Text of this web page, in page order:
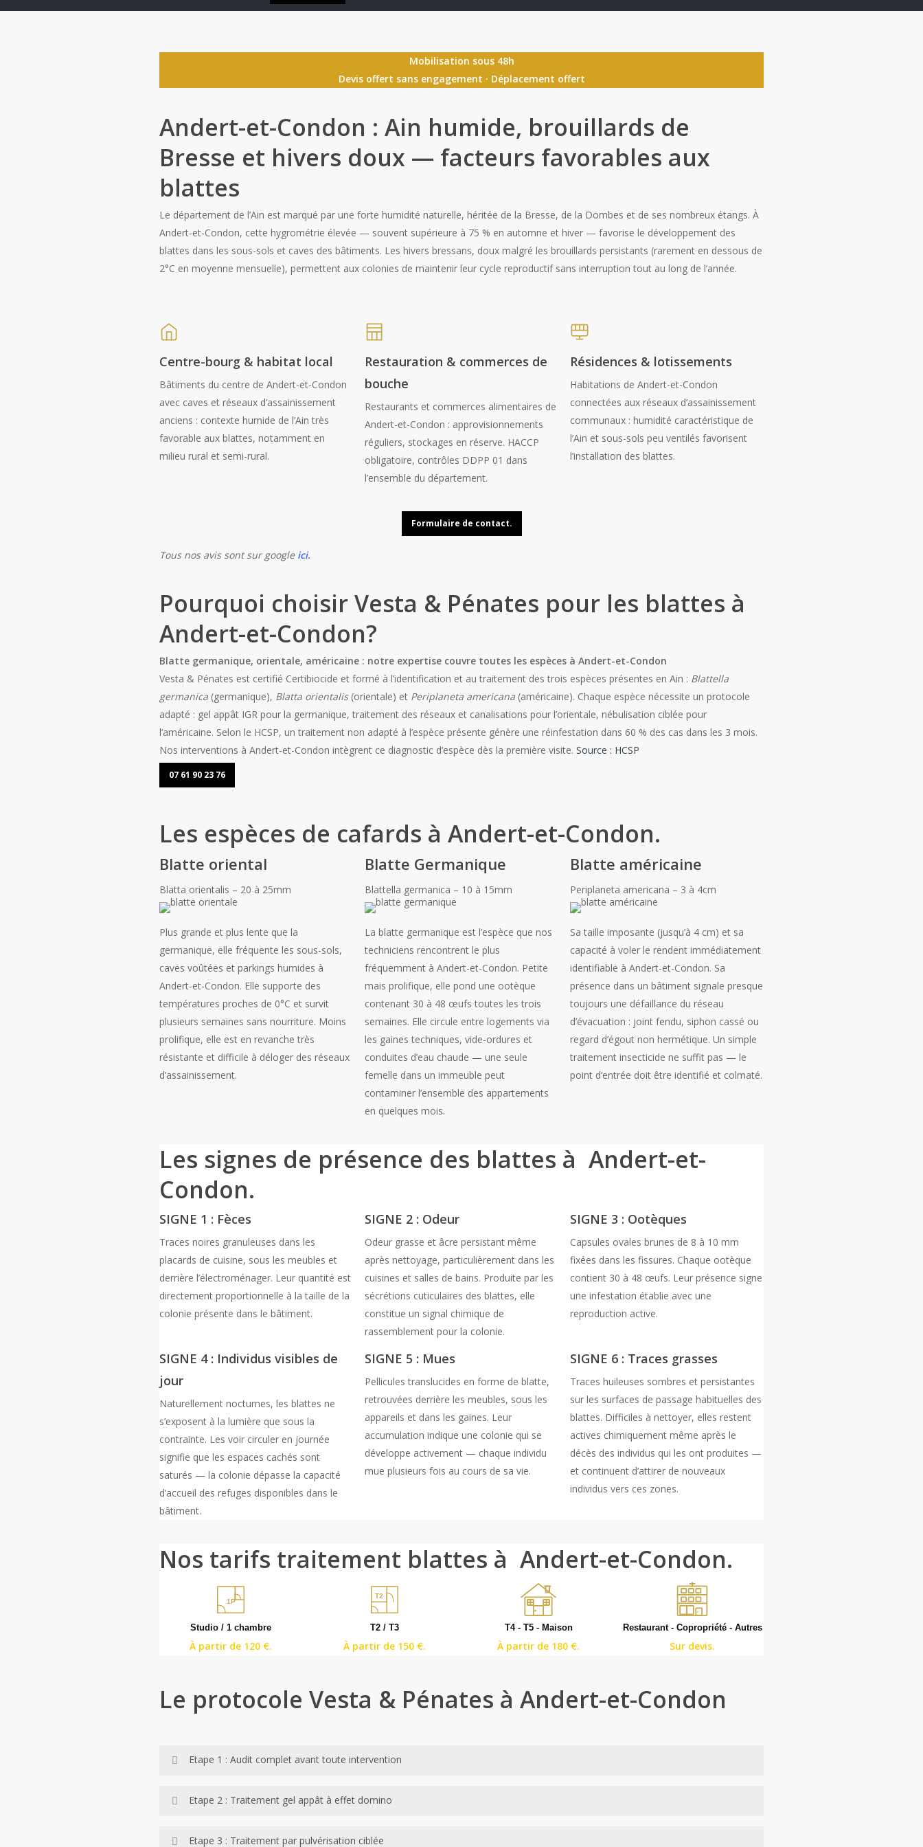
Mobilisation sous 48h
Devis offert sans engagement · Déplacement offert
Andert-et-Condon : Ain humide, brouillards de
Bresse et hivers doux — facteurs favorables aux
blattes
Le département de l’Ain est marqué par une forte humidité naturelle, héritée de la Bresse, de la Dombes et de ses nombreux étangs. À
Andert-et-Condon, cette hygrométrie élevée — souvent supérieure à 75 % en automne et hiver — favorise le développement des
blattes dans les sous-sols et caves des bâtiments. Les hivers bressans, doux malgré les brouillards persistants (rarement en dessous de
2°C en moyenne mensuelle), permettent aux colonies de maintenir leur cycle reproductif sans interruption tout au long de l’année.
Centre-bourg & habitat local
Bâtiments du centre de Andert-et-Condon
avec caves et réseaux d’assainissement
anciens : contexte humide de l’Ain très
favorable aux blattes, notamment en
milieu rural et semi-rural.
Restauration & commerces de
bouche
Restaurants et commerces alimentaires de
Andert-et-Condon : approvisionnements
réguliers, stockages en réserve. HACCP
obligatoire, contrôles DDPP 01 dans
l’ensemble du département.
Résidences & lotissements
Habitations de Andert-et-Condon
connectées aux réseaux d’assainissement
communaux : humidité caractéristique de
l’Ain et sous-sols peu ventilés favorisent
l’installation des blattes.
Formulaire de contact.
Tous nos avis sont sur google ici.
Pourquoi choisir Vesta & Pénates pour les blattes à
Andert-et-Condon?
Blatte germanique, orientale, américaine : notre expertise couvre toutes les espèces à Andert-et-Condon
Vesta & Pénates est certifié Certibiocide et formé à l’identification et au traitement des trois espèces présentes en Ain : Blattella
germanica (germanique), Blatta orientalis(orientale) et Periplaneta americana (américaine). Chaque espèce nécessite un protocole
adapté : gel appât IGR pour la germanique, traitement des réseaux et canalisations pour l’orientale, nébulisation ciblée pour
l’américaine. Selon le HCSP, un traitement non adapté à l’espèce présente génère une réinfestation dans 60 % des cas dans les 3 mois.
Nos interventions à Andert-et-Condon intègrent ce diagnostic d’espèce dès la première visite.Source : HCSP
07 61 90 23 76
Les espèces de cafards à Andert-et-Condon.
Blatte oriental
Blatta orientalis – 20 à 25mm
Plus grande et plus lente que la
germanique, elle fréquente les sous-sols,
caves voûtées et parkings humides à
Andert-et-Condon. Elle supporte des
températures proches de 0°C et survit
plusieurs semaines sans nourriture. Moins
prolifique, elle est en revanche très
résistante et difficile à déloger des réseaux
d’assainissement.
Blatte Germanique
Blattella germanica – 10 à 15mm
La blatte germanique est l’espèce que nos
techniciens rencontrent le plus
fréquemment à Andert-et-Condon. Petite
mais prolifique, elle pond une ootèque
contenant 30 à 48 œufs toutes les trois
semaines. Elle circule entre logements via
les gaines techniques, vide-ordures et
conduites d’eau chaude — une seule
femelle dans un immeuble peut
contaminer l’ensemble des appartements
en quelques mois.
Blatte américaine
Periplaneta americana – 3 à 4cm
Sa taille imposante (jusqu’à 4 cm) et sa
capacité à voler le rendent immédiatement
identifiable à Andert-et-Condon. Sa
présence dans un bâtiment signale presque
toujours une défaillance du réseau
d’évacuation : joint fendu, siphon cassé ou
regard d’égout non hermétique. Un simple
traitement insecticide ne suffit pas — le
point d’entrée doit être identifié et colmaté.
Les signes de présence des blattes à Andert-et-
Condon.
SIGNE 1 : Fèces
Traces noires granuleuses dans les
placards de cuisine, sous les meubles et
derrière l’électroménager. Leur quantité est
directement proportionnelle à la taille de la
colonie présente dans le bâtiment.
SIGNE 2 : Odeur
Odeur grasse et âcre persistant même
après nettoyage, particulièrement dans les
cuisines et salles de bains. Produite par les
sécrétions cuticulaires des blattes, elle
constitue un signal chimique de
rassemblement pour la colonie.
SIGNE 3 : Ootèques
Capsules ovales brunes de 8 à 10 mm
fixées dans les fissures. Chaque ootèque
contient 30 à 48 œufs. Leur présence signe
une infestation établie avec une
reproduction active.
SIGNE 4 : Individus visibles de
jour
Naturellement nocturnes, les blattes ne
s’exposent à la lumière que sous la
contrainte. Les voir circuler en journée
signifie que les espaces cachés sont
saturés — la colonie dépasse la capacité
d’accueil des refuges disponibles dans le
bâtiment.
SIGNE 5 : Mues
Pellicules translucides en forme de blatte,
retrouvées derrière les meubles, sous les
appareils et dans les gaines. Leur
accumulation indique une colonie qui se
développe activement — chaque individu
mue plusieurs fois au cours de sa vie.
SIGNE 6 : Traces grasses
Traces huileuses sombres et persistantes
sur les surfaces de passage habituelles des
blattes. Difficiles à nettoyer, elles restent
actives chimiquement même après le
décès des individus qui les ont produites —
et continuent d’attirer de nouveaux
individus vers ces zones.
Nos tarifs traitement blattes à Andert-et-Condon.
1P
Studio / 1 chambre
À partir de 120 €.
T2
T2 / T3
À partir de 150 €.
T4 - T5 - Maison
À partir de 180 €.
Restaurant - Copropriété - Autres
Sur devis.
Le protocole Vesta & Pénates à Andert-et-Condon
Etape 1 : Audit complet avant toute intervention
Avant tout traitement, nos techniciens réalisent une inspection minutieuse de l’ensemble des zones à risque : cuisine, gaines
Etape 2 : Traitement gel appât à effet domino
Le gel appât est déposé avec précision aux endroits fréquentés par les blattes : joints de portes, gaines, angles de plinthes,
Etape 3 : Traitement par pulvérisation ciblée